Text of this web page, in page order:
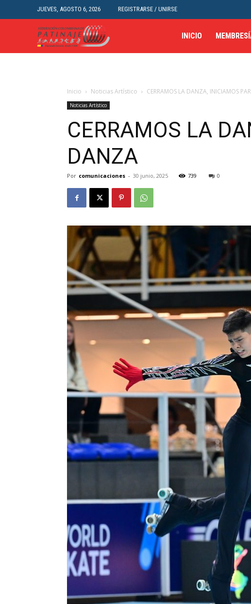
JUEVES, AGOSTO 6, 2026 REGISTRARSE / UNIRSE
INICIO
Inicio Noticias Artístico CERRAMOS LA DANZA, INICIAMOS
Noticias Artístico
CERRAMOS LA
DANZA
Por comunicaciones - 30 junio, 2025 739 0